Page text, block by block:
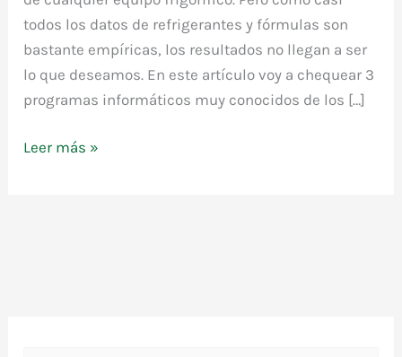
todos los datos de refrigerantes y fórmulas son
bastante empíricas, los resultados no llegan a ser
lo que deseamos. En este artículo voy a chequear 3
programas informáticos muy conocidos de los […]
Cálculo
Leer más »